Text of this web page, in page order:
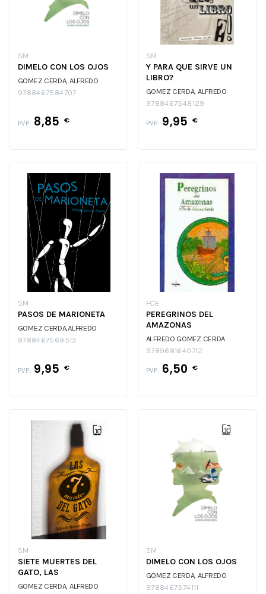
SM
DIMELO CON LOS OJOS
GOMEZ CERDA, ALFREDO
9788467584707
PVP: 8,85 €
SM
Y PARA QUE SIRVE UN
LIBRO?
GOMEZ CERDA, ALFREDO
9788467548129
PVP: 9,95 €
SM
PASOS DE MARIONETA
GOMEZ CERDA,ALFREDO
9788467569513
PVP: 9,95 €
FCE
PEREGRINOS DEL
AMAZONAS
ALFREDO GOMEZ CERDA
9789681640712
PVP: 6,50 €
SM
SIETE MUERTES DEL
GATO, LAS
GOMEZ CERDA, ALFREDO
SM
DIMELO CON LOS OJOS
GOMEZ CERDA, ALFREDO
9788467574111